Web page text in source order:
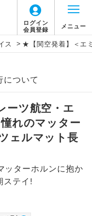
ログイン
会員登録
メニュー
ス > ★【関空発着】＜エ
について
ーツ航空・エ
れのマッター
ェルマット長
ッターホルンに抱か
ステイ!
は含まれており
となります。
現在）
変更になる場合
まれておりませ
ます。
子供（2歳以上12
追加代金でご参
の可否は後日回答さ
は
発空港だけで
だけます。
ご希望の場合
絡ください。
説明
）から復路到着空港
します。
地係員が同行しお世話い
務し、車内での観光案内
です。
れている文化遺産や自